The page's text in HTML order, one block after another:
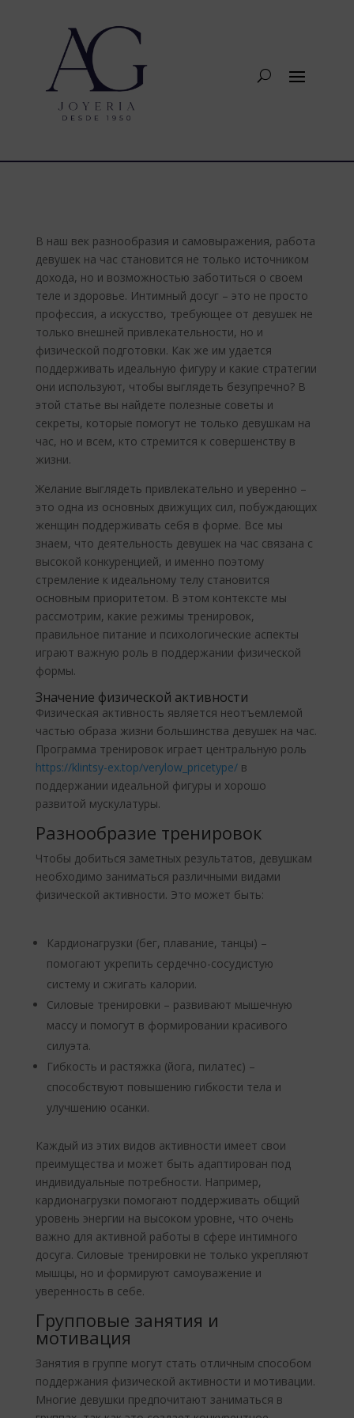
В наш век разнообразия и самовыражения, работа
девушек на час становится не только источником
дохода, но и возможностью заботиться о своем
теле и здоровье. Интимный досуг – это не просто
профессия, а искусство, требующее от девушек не
только внешней привлекательности, но и
физической подготовки. Как же им удается
поддерживать идеальную фигуру и какие стратегии
они используют, чтобы выглядеть безупречно? В
этой статье вы найдете полезные советы и
секреты, которые помогут не только девушкам на
час, но и всем, кто стремится к совершенству в
жизни.
Желание выглядеть привлекательно и уверенно –
это одна из основных движущих сил, побуждающих
женщин поддерживать себя в форме. Все мы
знаем, что деятельность девушек на час связана с
высокой конкуренцией, и именно поэтому
стремление к идеальному телу становится
основным приоритетом. В этом контексте мы
рассмотрим, какие режимы тренировок,
правильное питание и психологические аспекты
играют важную роль в поддержании физической
формы.
Значение физической активности
Физическая активность является неотъемлемой
частью образа жизни большинства девушек на час.
Программа тренировок играет центральную роль
https://klintsy-ex.top/verylow_pricetype/в
поддержании идеальной фигуры и хорошо
развитой мускулатуры.
Разнообразие тренировок
Чтобы добиться заметных результатов, девушкам
необходимо заниматься различными видами
физической активности. Это может быть:
Кардионагрузки (бег, плавание, танцы) –
помогают укрепить сердечно-сосудистую
систему и сжигать калории.
Силовые тренировки – развивают мышечную
массу и помогут в формировании красивого
силуэта.
Гибкость и растяжка (йога, пилатес) –
способствуют повышению гибкости тела и
улучшению осанки.
Каждый из этих видов активности имеет свои
преимущества и может быть адаптирован под
индивидуальные потребности. Например,
кардионагрузки помогают поддерживать общий
уровень энергии на высоком уровне, что очень
важно для активной работы в сфере интимного
досуга. Силовые тренировки не только укрепляют
мышцы, но и формируют самоуважение и
уверенность в себе.
Групповые занятия и
мотивация
Занятия в группе могут стать отличным способом
поддержания физической активности и мотивации.
Многие девушки предпочитают заниматься в